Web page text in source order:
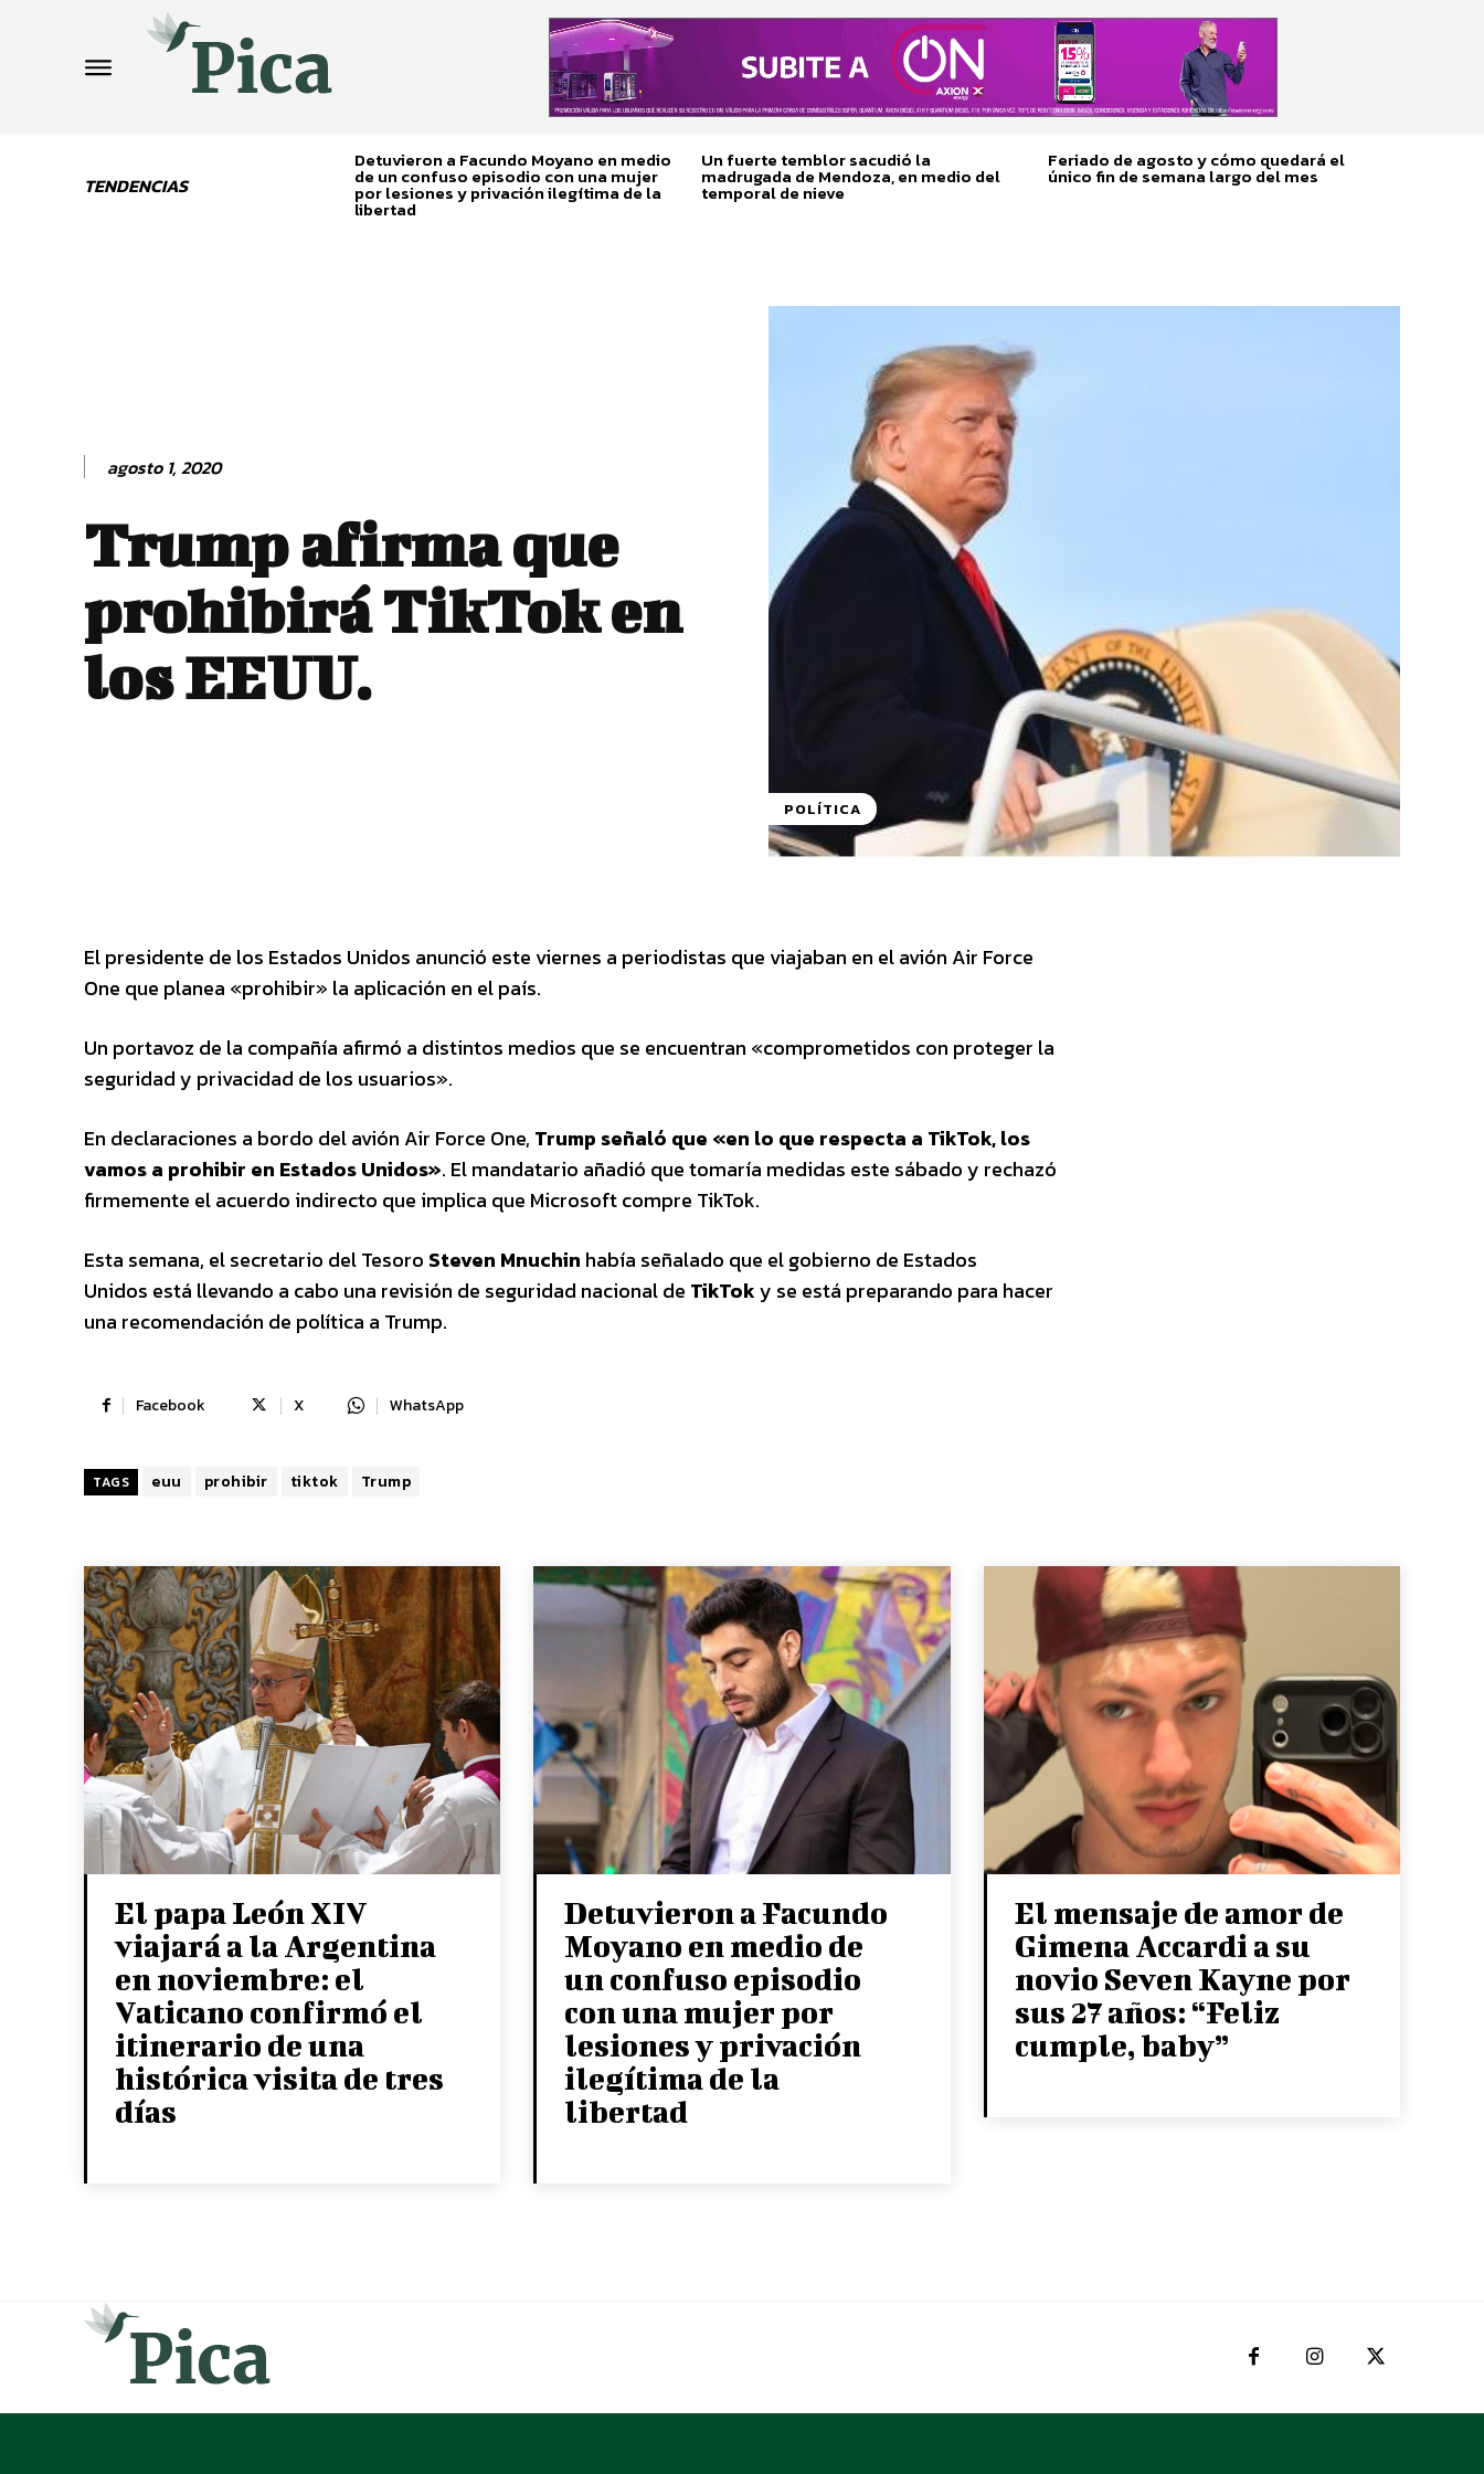
TENDENCIAS
Detuvieron a Facundo Moyano en medio
de un confuso episodio con una mujer
por lesiones y privación ilegítima de la
libertad
Un fuerte temblor sacudió la
madrugada de Mendoza, en medio del
temporal de nieve
Feriado de agosto y cómo quedará el
único fin de semana largo del mes
agosto 1, 2020
Trump afirma que
prohibirá TikTok en
los EEUU.
POLÍTICA
El presidente de los Estados Unidos anunció este viernes a periodistas que viajaban en el avión Air Force
One que planea «prohibir» la aplicación en el país.
Un portavoz de la compañía afirmó a distintos medios que se encuentran «comprometidos con proteger la
seguridad y privacidad de los usuarios».
En declaraciones a bordo del avión Air Force One, Trump señaló que «en lo que respecta a TikTok, los
vamos a prohibir en Estados Unidos». El mandatario añadió que tomaría medidas este sábado y rechazó
firmemente el acuerdo indirecto que implica que Microsoft compre TikTok.
Esta semana, el secretario del Tesoro Steven Mnuchin había señalado que el gobierno de Estados
Unidos está llevando a cabo una revisión de seguridad nacional de TikToky se está preparando para hacer
una recomendación de política a Trump.
Facebook X WhatsApp
TAGS euu prohibir tiktok Trump
El papa León XIV
viajará a la Argentina
en noviembre: el
Vaticano confirmó el
itinerario de una
histórica visita de tres
días
Detuvieron a Facundo
Moyano en medio de
un confuso episodio
con una mujer por
lesiones y privación
ilegítima de la
libertad
El mensaje de amor de
Gimena Accardi a su
novio Seven Kayne por
sus 27 años: “Feliz
cumple, baby”